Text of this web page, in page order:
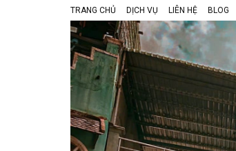
TRANG CHỦ DỊCH VỤ LIÊN HỆ BLOG